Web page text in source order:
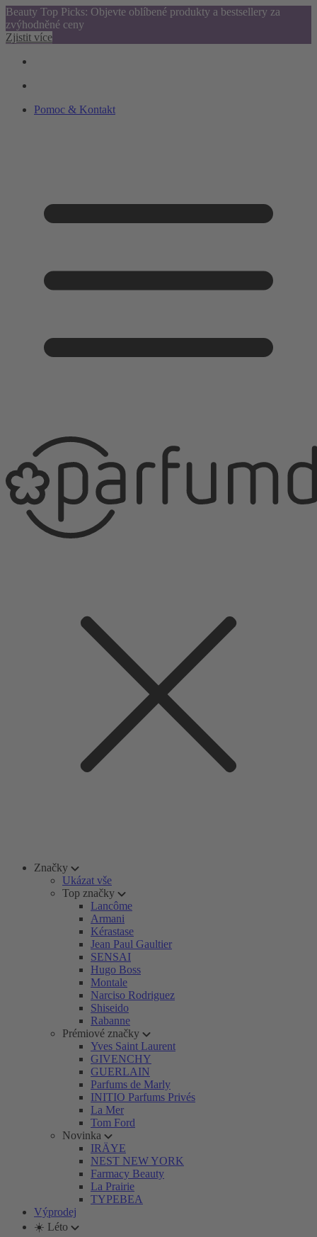
Beauty Top Picks: Objevte oblíbené produkty a bestsellery za
zvýhodněné ceny
Zjistit více
Pomoc & Kontakt
Značky
Ukázat vše
Top značky
Lancôme
Armani
Kérastase
Jean Paul Gaultier
SENSAI
Hugo Boss
Montale
Narciso Rodriguez
Shiseido
Rabanne
Prémiové značky
Yves Saint Laurent
GIVENCHY
GUERLAIN
Parfums de Marly
INITIO Parfums Privés
La Mer
Tom Ford
Novinka
IRÄYE
NEST NEW YORK
Farmacy Beauty
La Prairie
TYPEBEA
Výprodej
☀️ Léto